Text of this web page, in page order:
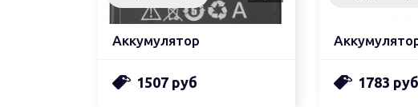
Аккумулятор
1507 руб 1783 руб